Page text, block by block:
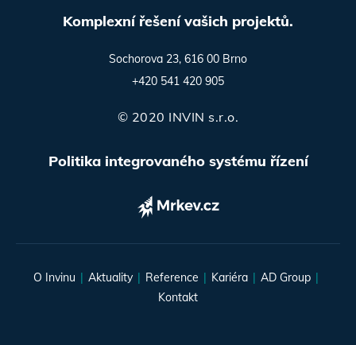
Komplexní řešení vašich projektů.
Sochorova 23, 616 00 Brno
+420 541 420 905
© 2020 INVIN s.r.o.
Politika integrovaného systému řízení
O Invinu Aktuality Reference Kariéra
AD Group
Kontakt